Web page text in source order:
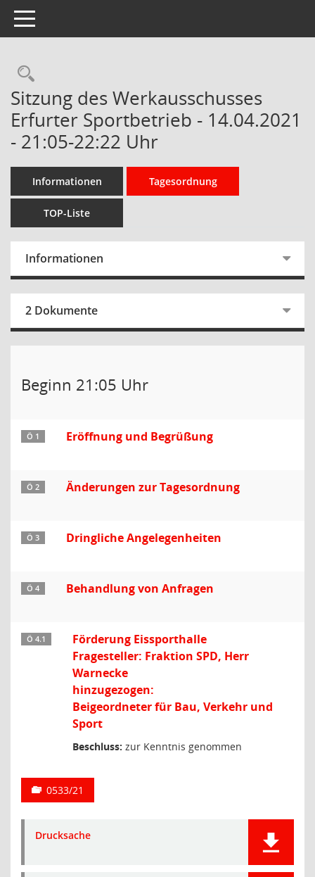
Toggle navigation
Rechercheauswahl
Sitzung des Werkausschusses
Erfurter Sportbetrieb - 14.04.2021
- 21:05-22:22 Uhr
Informationen Tagesordnung
TOP-Liste
Informationen
2 Dokumente
Beginn 21:05 Uhr
Ö 1 Eröffnung und Begrüßung
Ö 2 Änderungen zur Tagesordnung
Ö 3 Dringliche Angelegenheiten
Ö 4 Behandlung von Anfragen
Ö 4.1
Förderung Eissporthalle
Fragesteller: Fraktion SPD, Herr
Warnecke
hinzugezogen:
Beigeordneter für Bau, Verkehr und
Sport
Beschluss: zur Kenntnis genommen
0533/21
Drucksache